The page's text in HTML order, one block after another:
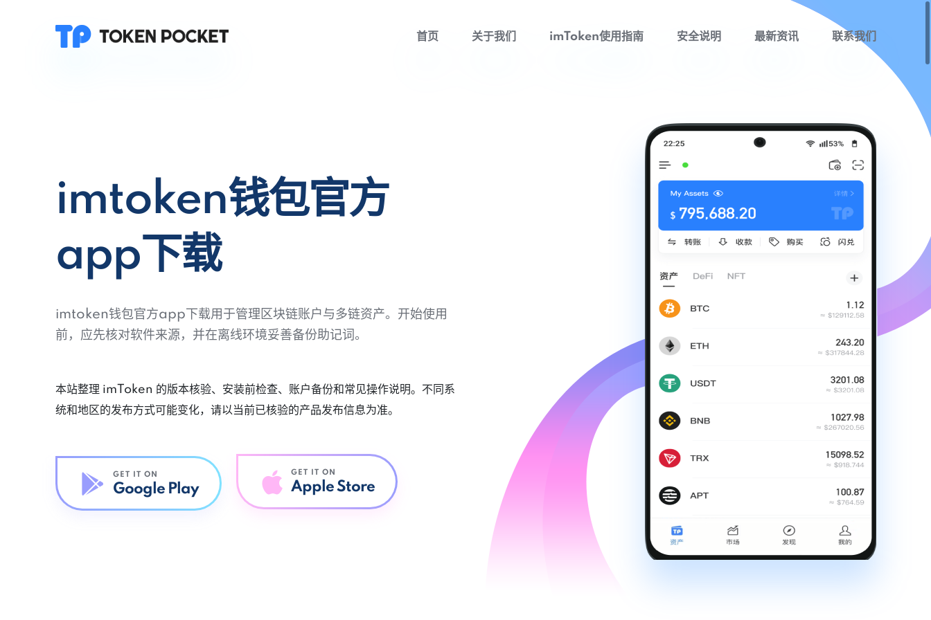
首页 关于我们 imToken使用指南 安全说明 最新资讯 联系我们
imtoken钱包官方
app下载
imtoken钱包官方app下载用于管理区块链账户与多链资产。开始使用
前，应先核对软件来源，并在离线环境妥善备份助记词。
本站整理 imToken 的版本核验、安装前检查、账户备份和常见操作说明。不同系
统和地区的发布方式可能变化，请以当前已核验的产品发布信息为准。
GET IT ON
Google Play
GET IT ON
Apple Store